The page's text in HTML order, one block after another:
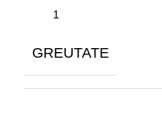
GREUTATE